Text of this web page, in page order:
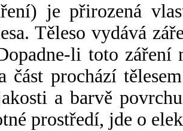
je přirozená
Těleso vydává
li toto záření
část prochází
a barvě
prostředí, jde o